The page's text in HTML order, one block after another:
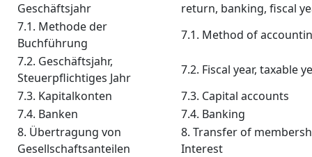
Geschäftsjahr
return, banking, fiscal
7.1. Methode der
Buchführung
7.1. Method of
7.2. Geschäftsjahr,
Steuerpflichtiges Jahr
7.2. Fiscal year, taxable
7.3. Kapitalkonten
7.3. Capital accounts
7.4. Banken
7.4. Banking
8. Übertragung von
Gesellschaftsanteilen
8. Transfer of
Interest